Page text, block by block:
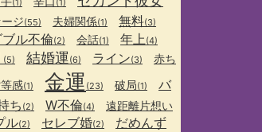
(1) (1)
ジ(55) 夫婦関係(1) 無料(3)
ブル不倫(2) 会話(1) 年上(4)
(5) 結婚運(6) ライン(3)
赤ち
感(1) 金運 (23) 破局(1)
バ
ち (2) W不倫(4) 遠距離片想い
ル(2) セレブ婚(2) だめんず